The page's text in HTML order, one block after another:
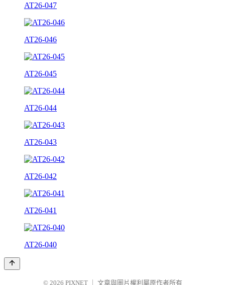
AT26-047
AT26-046
AT26-045
AT26-044
AT26-043
AT26-042
AT26-041
AT26-040
© 2026 PIXNET 文章與圖片權利屬原作者所有